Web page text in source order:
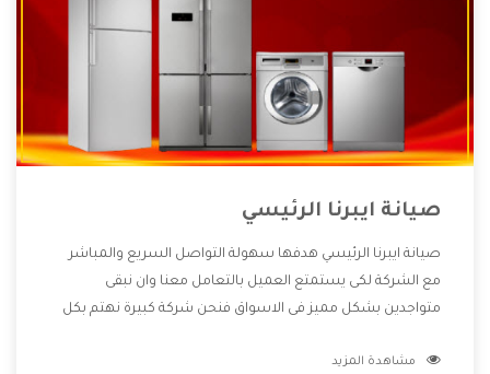
صيانة ايبرنا الرئيسي
صيانة ايبرنا الرئيسي هدفها سهولة التواصل السريع والمباشر
مع الشركة لكى يستمتع العميل بالتعامل معنا وان نبقى
متواجدين بشكل مميز فى الاسواق فنحن شركة كبيرة نهتم بكل
الشركة بها والتى تكون منها خدمة الصيانة التى تكون من أهم
مشاهدة المزيد